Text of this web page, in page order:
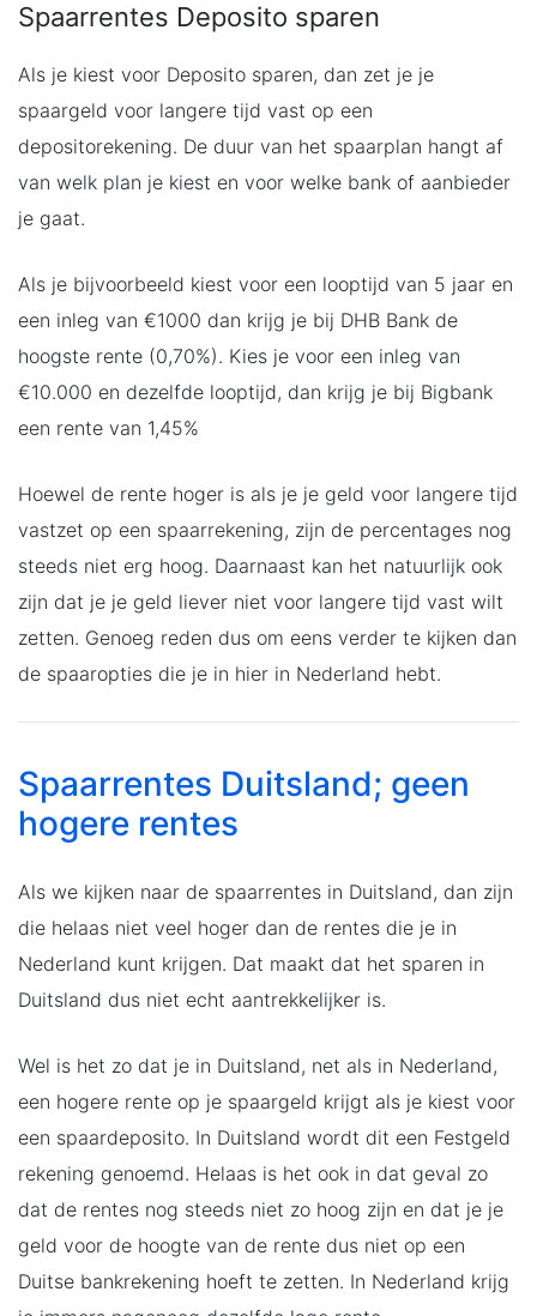
Spaarrentes Deposito sparen
Als je kiest voor Deposito sparen, dan zet je je
spaargeld voor langere tijd vast op een
depositorekening. De duur van het spaarplan hangt af
van welk plan je kiest en voor welke bank of aanbieder
je gaat.
Als je bijvoorbeeld kiest voor een looptijd van 5 jaar en
een inleg van €1000 dan krijg je bij DHB Bank de
hoogste rente (0,70%). Kies je voor een inleg van
€10.000 en dezelfde looptijd, dan krijg je bij Bigbank
een rente van 1,45%
Hoewel de rente hoger is als je je geld voor langere tijd
vastzet op een spaarrekening, zijn de percentages nog
steeds niet erg hoog. Daarnaast kan het natuurlijk ook
zijn dat je je geld liever niet voor langere tijd vast wilt
zetten. Genoeg reden dus om eens verder te kijken dan
de spaaropties die je in hier in Nederland hebt.
Spaarrentes Duitsland; geen
hogere rentes
Als we kijken naar de spaarrentes in Duitsland, dan zijn
die helaas niet veel hoger dan de rentes die je in
Nederland kunt krijgen. Dat maakt dat het sparen in
Duitsland dus niet echt aantrekkelijker is.
Wel is het zo dat je in Duitsland, net als in Nederland,
een hogere rente op je spaargeld krijgt als je kiest voor
een spaardeposito. In Duitsland wordt dit een Festgeld
rekening genoemd. Helaas is het ook in dat geval zo
dat de rentes nog steeds niet zo hoog zijn en dat je je
geld voor de hoogte van de rente dus niet op een
Duitse bankrekening hoeft te zetten. In Nederland krijg